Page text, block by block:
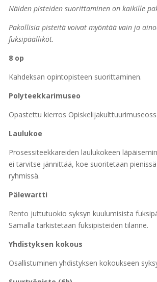
Näiden pisteiden suorittaminen on kaikille
Pakollisia pisteitä voivat myöntää vain ja
fuksipäälliköt.
8 op
Kahdeksan opintopisteen suorittaminen.
Polyteekkarimuseo
Opastettu kierros
Laulukoe
Prosessiteekkareiden laulukokeen
ei tarvitse jännittää, koe suoritetaan
ryhmissä.
Pälewartti
Rento juttutuokio syksyn kuulumisista
Samalla tarkistetaan fuksipisteiden tilanne.
Yhdistyksen kokous
Osallistuminen yhdistyksen kokoukseen